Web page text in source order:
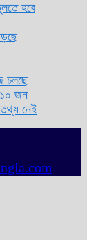
হবে
চলছে
১০ জন
তথ্য নেই